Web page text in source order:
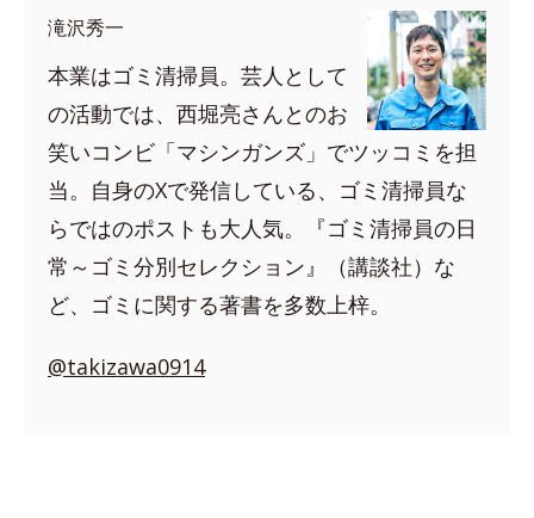
滝沢秀一
本業はゴミ清掃員。芸人として
の活動では、西堀亮さんとのお
笑いコンビ「マシンガンズ」でツッコミを担
当。自身のXで発信している、ゴミ清掃員な
らではのポストも大人気。『ゴミ清掃員の日
常～ゴミ分別セレクション』（講談社）な
ど、ゴミに関する著書を多数上梓。
@takizawa0914